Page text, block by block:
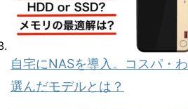
自宅にNASを導入。コスパ・
選んだモデルとは？